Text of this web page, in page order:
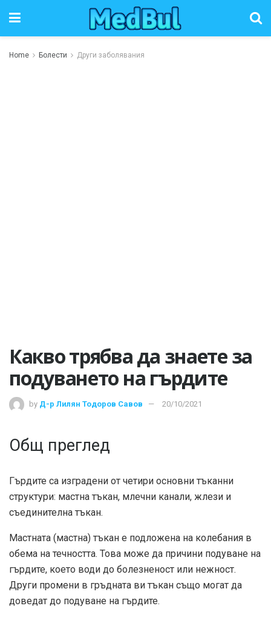
Home Болести Други заболявания
Какво трябва да знаете за
подуването на гърдите
by Д-р Лилян Тодоров Савов 20/10/2021
Общ преглед
Гърдите са изградени от четири основни тъканни
структури: мастна тъкан, млечни канали, жлези и
съединителна тъкан.
Мастната (мастна) тъкан е подложена на колебания в
обема на течността. Това може да причини подуване на
гърдите, което води до болезненост или нежност.
Други промени в гръдната ви тъкан също могат да
доведат до подуване на гърдите.